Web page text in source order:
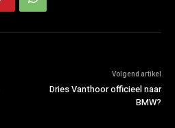
Volgend artikel
Dries Vanthoor officieel naar
BMW?